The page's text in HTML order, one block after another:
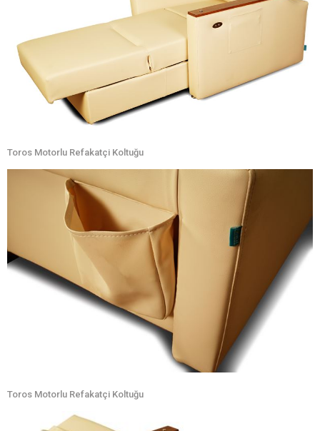
Toros Motorlu Refakatçi Koltuğu
Toros Motorlu Refakatçi Koltuğu